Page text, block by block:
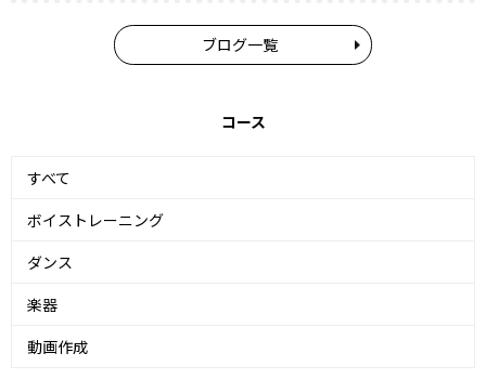
ブログ一覧
コース
すべて
ボイストレーニング
ダンス
楽器
動画作成